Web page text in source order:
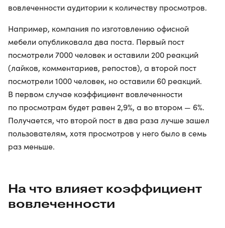
вовлеченности аудитории к количеству просмотров.
Например, компания по изготовлению офисной
мебели опубликовала два поста. Первый пост
посмотрели 7000 человек и оставили 200 реакций
(лайков, комментариев, репостов), а второй пост
посмотрели 1000 человек, но оставили 60 реакций.
В первом случае коэффициент вовлеченности
по просмотрам будет равен 2,9%, а во втором — 6%.
Получается, что второй пост в два раза лучше зашел
пользователям, хотя просмотров у него было в семь
раз меньше.
На что влияет коэффициент
вовлеченности